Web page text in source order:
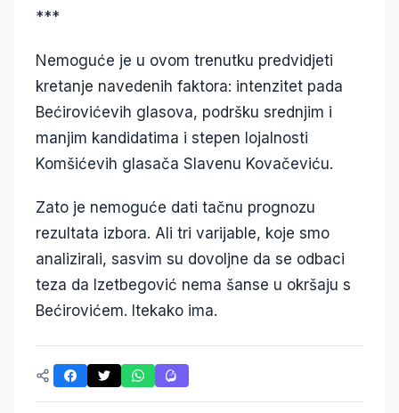
***
Nemoguće je u ovom trenutku predvidjeti
kretanje navedenih faktora: intenzitet pada
Bećirovićevih glasova, podršku srednjim i
manjim kandidatima i stepen lojalnosti
Komšićevih glasača Slavenu Kovačeviću.
Zato je nemoguće dati tačnu prognozu
rezultata izbora. Ali tri varijable, koje smo
analizirali, sasvim su dovoljne da se odbaci
teza da Izetbegović nema šanse u okršaju s
Bećirovićem. Itekako ima.